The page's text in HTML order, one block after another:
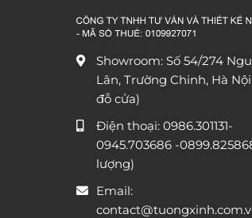
Showroom: Số 54/274
Lân, Trường Chinh, Hà
đỗ cửa)
Điện thoại: 0986.301131-
0945.703686 -
lượng)
Email: